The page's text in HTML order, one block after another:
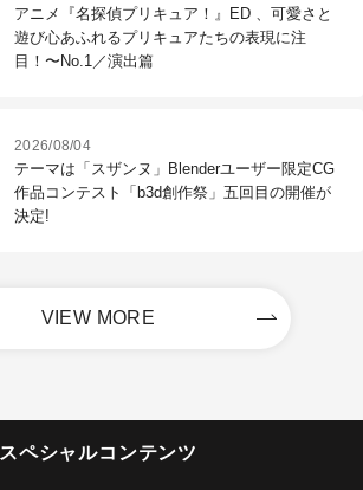
アニメ『名探偵プリキュア！』ED 、可愛さと
遊び心あふれるプリキュアたちの表現に注
目！〜No.1／演出篇
2026/08/04
テーマは「スザンヌ」Blenderユーザー限定CG
作品コンテスト「b3d創作祭」五回目の開催が
決定!
VIEW MORE
スペシャルコンテンツ